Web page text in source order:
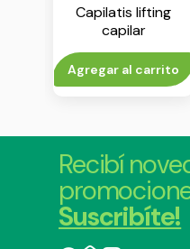
Capilatis lifting
capilar
acondicionador x
350 ml
Agregar al carrito
Recibí
Suscribíte!